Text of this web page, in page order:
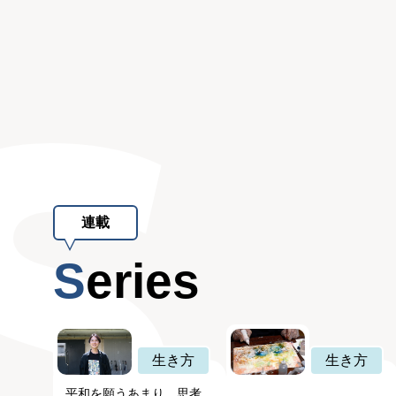
連載
Series
生き方
平和を願うあまり、思考
生き方